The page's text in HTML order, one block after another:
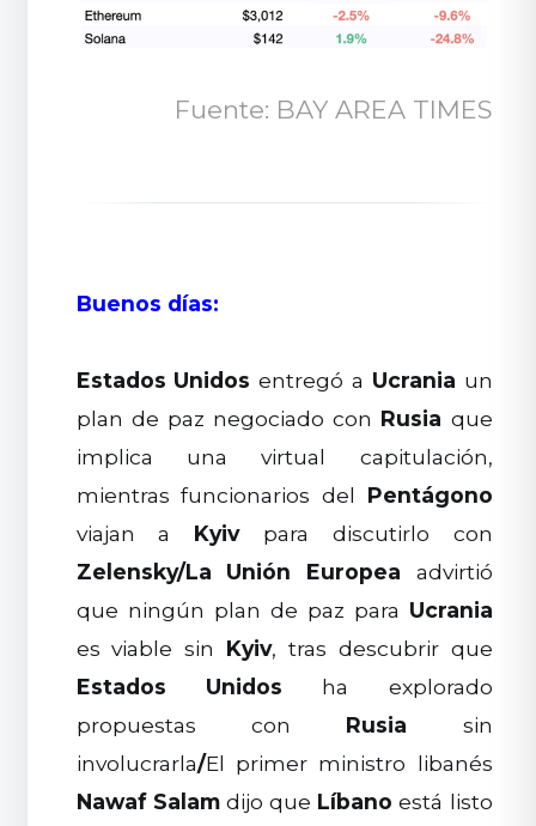
Fuente: BAY AREA TIMES
Buenos días:
Estados Unidos entregó a Ucrania un
plan de paz negociado con Rusia que
implica una virtual capitulación,
mientras funcionarios del Pentágono
viajan a Kyivpara discutirlo con
Zelensky/La Unión Europea advirtió
que ningún plan de paz para Ucrania
es viable sin Kyiv, tras descubrir que
Estados Unidos ha explorado
propuestas con Rusia sin
involucrarla/El primer ministro libanés
Nawaf Salamdijo que Líbano está listo